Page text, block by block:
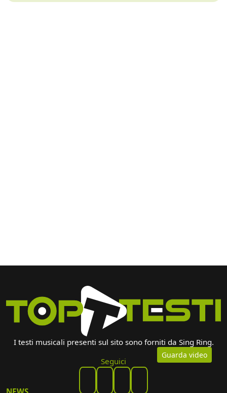
Guarda video
I testi musicali presenti sul sito sono forniti da Sing Ring.
Seguici